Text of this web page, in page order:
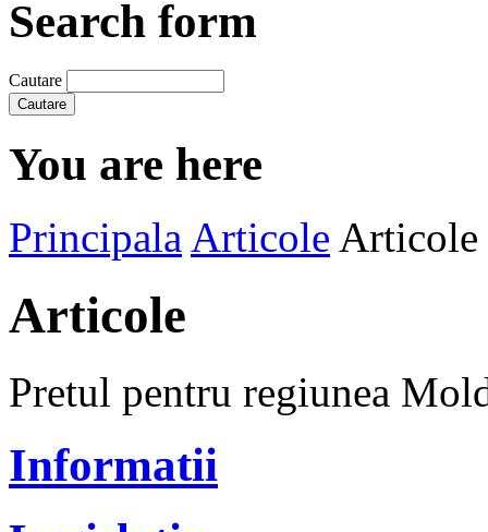
Search form
Cautare
You are here
Principala Articole Articole
Articole
Pretul pentru regiunea
Informatii